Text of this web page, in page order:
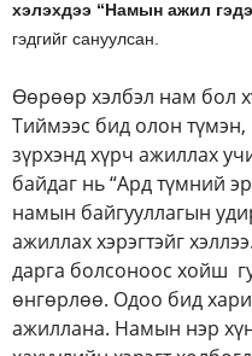
хэлэхдээ “Намын ажил
гэдгийг сануулсан.
Өөрөөр хэлбэл нам бол
Тиймээс бид олон
зүрхэнд хүрч ажиллах
байдаг нь “Ард түмний
намын байгууллагын
ажиллах хэрэгтэйг
дарга болсоноос хойш
өнгөрлөө. Одоо бид
ажиллана. Намын нэр